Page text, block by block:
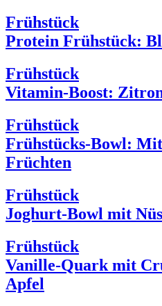
Frühstück
Protein Frühstück:
Frühstück
Vitamin-Boost:
Frühstück
Frühstücks-Bowl:
Früchten
Frühstück
Joghurt-Bowl mit
Frühstück
Vanille-Quark mit
Apfel